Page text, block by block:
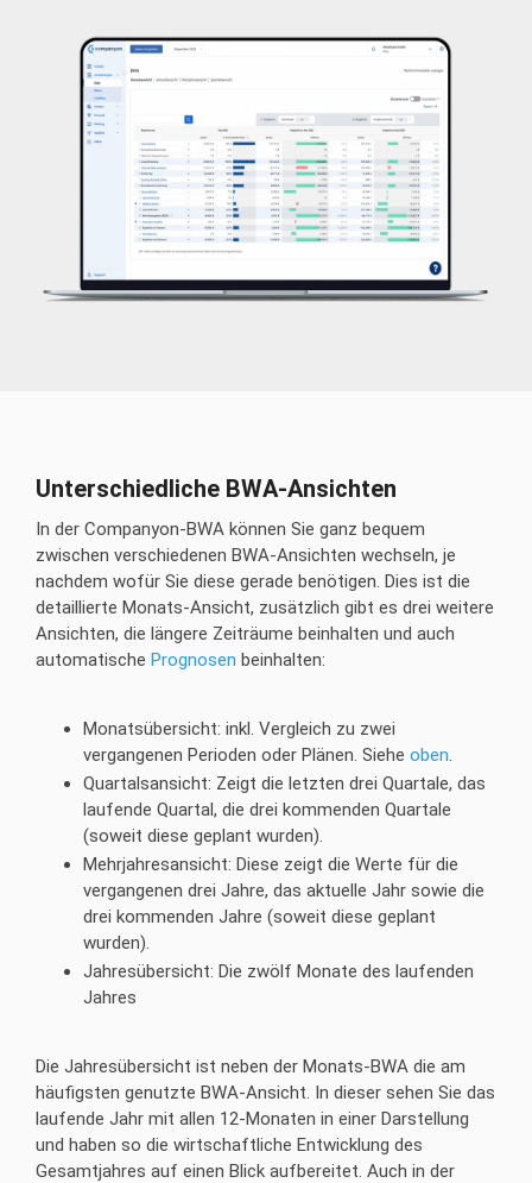
Unterschiedliche BWA-Ansichten
In der Companyon-BWA können Sie ganz bequem
zwischen verschiedenen BWA-Ansichten wechseln, je
nachdem wofür Sie diese gerade benötigen. Dies ist die
detaillierte Monats-Ansicht, zusätzlich gibt es drei weitere
Ansichten, die längere Zeiträume beinhalten und auch
automatische Prognosen beinhalten:
Monatsübersicht: inkl. Vergleich zu zwei
vergangenen Perioden oder Plänen. Siehe oben.
Quartalsansicht: Zeigt die letzten drei Quartale, das
laufende Quartal, die drei kommenden Quartale
(soweit diese geplant wurden).
Mehrjahresansicht: Diese zeigt die Werte für die
vergangenen drei Jahre, das aktuelle Jahr sowie die
drei kommenden Jahre (soweit diese geplant
wurden).
Jahresübersicht: Die zwölf Monate des laufenden
Jahres
Die Jahresübersicht ist neben der Monats-BWA die am
häufigsten genutzte BWA-Ansicht. In dieser sehen Sie das
laufende Jahr mit allen 12-Monaten in einer Darstellung
und haben so die wirtschaftliche Entwicklung des
Gesamtjahres auf einen Blick aufbereitet. Auch in der